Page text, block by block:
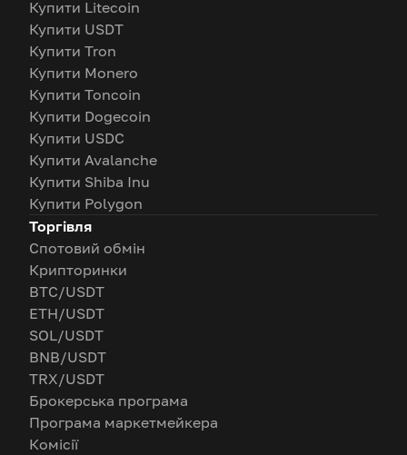
Купити Litecoin
Купити USDT
Купити Tron
Купити Monero
Купити Toncoin
Купити Dogecoin
Купити USDC
Купити Avalanche
Купити Shiba Inu
Купити Polygon
Торгівля
Спотовий обмін
Крипторинки
BTC/USDT
ETH/USDT
SOL/USDT
BNB/USDT
TRX/USDT
Брокерська програма
Програма маркетмейкера
Комісії